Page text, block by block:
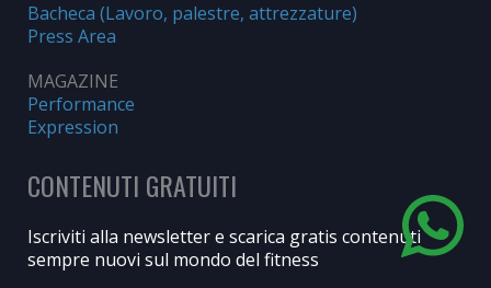
Bacheca (Lavoro, palestre, attrezzature)
Press Area
MAGAZINE
Performance
Expression
CONTENUTI GRATUITI
Iscriviti alla newsletter e scarica gratis contenuti
sempre nuovi sul mondo del fitness